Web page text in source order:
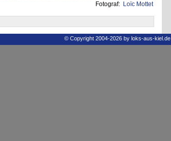
Fotograf: Loïc Mottet
© Copyright 2004-2026 by loks-aus-kiel.de